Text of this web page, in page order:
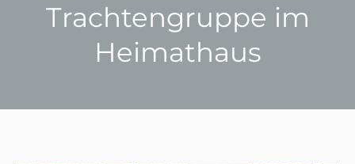
Trachtengruppe im
Heimathaus